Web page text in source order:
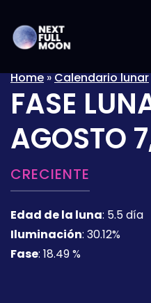
Home»Calendario lunar
FASE
AGOSTO
CRECIENTE
Edad de la luna: 5.5 día
Iluminación: 30.12%
Fase: 18.49 %